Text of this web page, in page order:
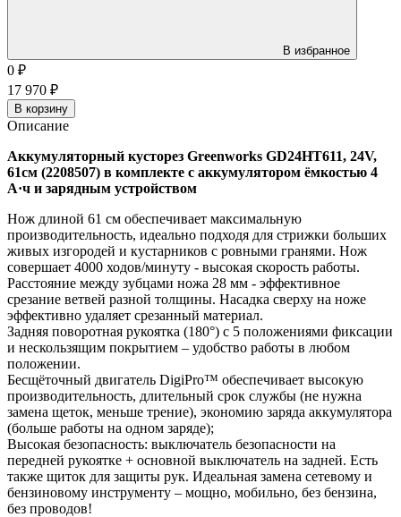
В избранное
0 ₽
17 970 ₽
В корзину
Описание
Аккумуляторный кусторез Greenworks GD24HT611, 24V,
61см (2208507) в комплекте с аккумулятором ёмкостью 4
А·ч и зарядным устройством
Нож длиной 61 см обеспечивает максимальную
производительность, идеально подходя для стрижки больших
живых изгородей и кустарников с ровными гранями. Нож
совершает 4000 ходов/минуту - высокая скорость работы.
Расстояние между зубцами ножа 28 мм - эффективное
срезание ветвей разной толщины. Насадка сверху на ноже
эффективно удаляет срезанный материал.
Задняя поворотная рукоятка (180°) с 5 положениями фиксации
и нескользящим покрытием – удобство работы в любом
положении.
Бесщёточный двигатель DigiPro™ обеспечивает высокую
производительность, длительный срок службы (не нужна
замена щеток, меньше трение), экономию заряда аккумулятора
(больше работы на одном заряде);
Высокая безопасность: выключатель безопасности на
передней рукоятке + основной выключатель на задней. Есть
также щиток для защиты рук. Идеальная замена сетевому и
бензиновому инструменту – мощно, мобильно, без бензина,
без проводов!